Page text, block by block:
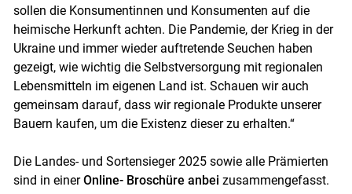
sollen die Konsumentinnen und Konsumenten auf die
heimische Herkunft achten. Die Pandemie, der Krieg in der
Ukraine und immer wieder auftretende Seuchen haben
gezeigt, wie wichtig die Selbstversorgung mit regionalen
Lebensmitteln im eigenen Land ist. Schauen wir auch
gemeinsam darauf, dass wir regionale Produkte unserer
Bauern kaufen, um die Existenz dieser zu erhalten.“
Die Landes- und Sortensieger 2025 sowie alle Prämierten
sind in einerOnline- Broschüre anbei zusammengefasst.